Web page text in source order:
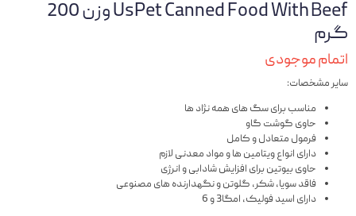
UsPet Canned Food With Beef وزن 200
گرم
اتمام موجودی
سایر مشخصات:
مناسب برای سگ های همه نژاد ها
حاوی گوشت گاو
فرمول متعادل و کامل
دارای انواع ویتامین ها و مواد معدنی لازم
حاوی بیوتین برای افزایش شادابی و انرژی
فاقد سویا، شکر، گلوتن و نگهدارنده های مصنوعی
دارای اسید فولیک، امگا3 و 6